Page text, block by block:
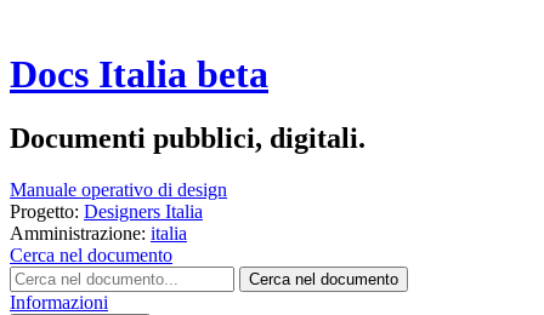
Docs Italia beta
Documenti pubblici, digitali.
Manuale operativo di design
Progetto: Designers Italia
Amministrazione: italia
Cerca nel documento
Cerca nel documento
Informazioni